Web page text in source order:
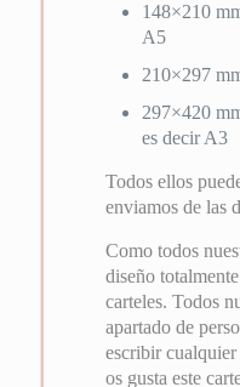
148×210
A5
210×297
297×420
es decir A3
Todos ellos
enviamos de las
Como todos
diseño
carteles. Todos
apartado de
escribir
os gusta este